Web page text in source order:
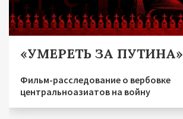
«УМЕРЕТЬ ЗА ПУТИНА»
Фильм-расследование о вербовке
центральноазиатов на войну